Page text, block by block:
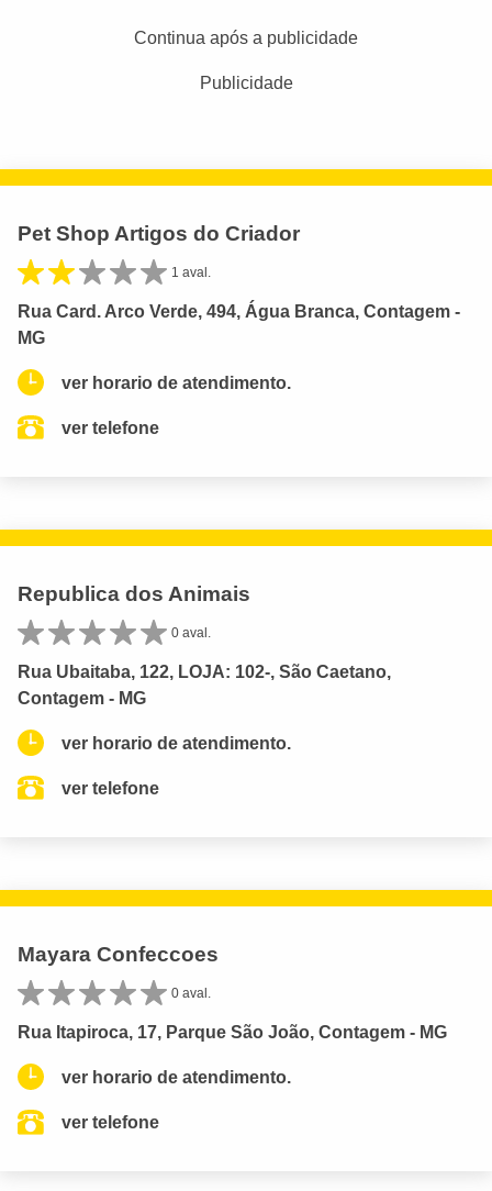
Continua após a publicidade
Publicidade
Pet Shop Artigos do Criador
1 aval.
Rua Card. Arco Verde, 494, Água Branca, Contagem -
MG
ver horario de atendimento.
ver telefone
Republica dos Animais
0 aval.
Rua Ubaitaba, 122, LOJA: 102-, São Caetano,
Contagem - MG
ver horario de atendimento.
ver telefone
Mayara Confeccoes
0 aval.
Rua Itapiroca, 17, Parque São João, Contagem - MG
ver horario de atendimento.
ver telefone